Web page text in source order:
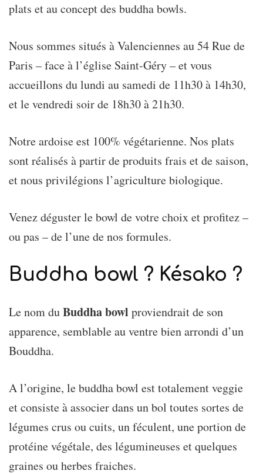
plats et au concept des buddha bowls.
Nous sommes situés à Valenciennes au 54 Rue de
Paris – face à l’église Saint-Géry – et vous
accueillons du lundi au samedi de 11h30 à 14h30,
et le vendredi soir de 18h30 à 21h30.
Notre ardoise est 100% végétarienne. Nos plats
sont réalisés à partir de produits frais et de saison,
et nous privilégions l’agriculture biologique.
Venez déguster le bowl de votre choix et profitez –
ou pas – de l’une de nos formules.
Buddha bowl ? Késako ?
Le nom duBuddha bowl proviendrait de son
apparence, semblable au ventre bien arrondi d’un
Bouddha.
A l’origine, le buddha bowl est totalement veggie
et consiste à associer dans un bol toutes sortes de
légumes crus ou cuits, un féculent, une portion de
protéine végétale, des légumineuses et quelques
graines ou herbes fraiches.